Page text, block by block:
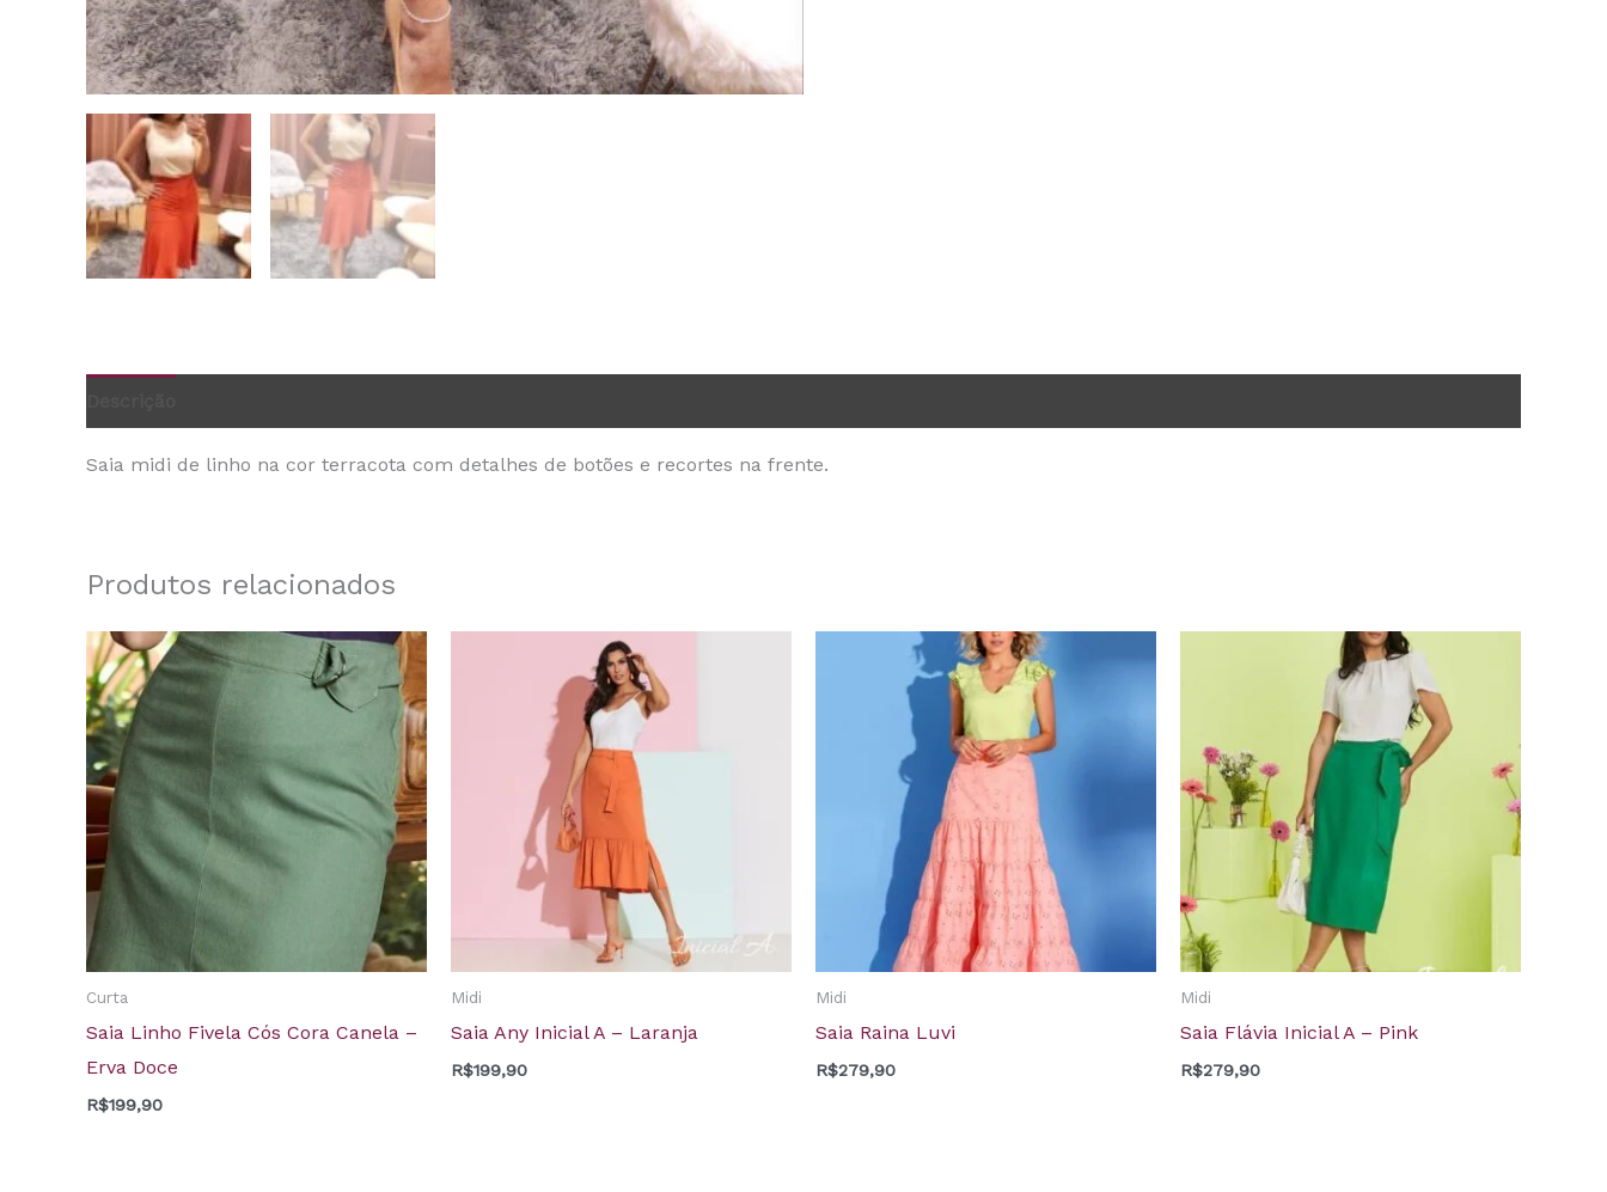
Saia midi de linho na cor terracota com detalhes de botões e recortes na frente.
Produtos relacionados
Curta
Saia Linho Fivela Cós Cora Canela –
Erva Doce
R$199,90
Midi
Saia Any Inicial A – Laranja
R$199,90
Midi
Saia Raina Luvi
R$279,90
Midi
Saia Flávia Inicial A – Pink
R$279,90